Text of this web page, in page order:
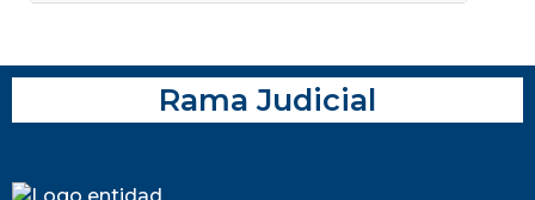
Rama Judicial